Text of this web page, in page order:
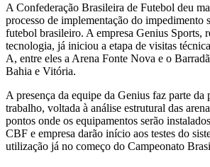
A Confederação Brasileira de Futebol deu
processo de implementação do impedimento
futebol brasileiro. A empresa Genius Sports,
tecnologia, já iniciou a etapa de visitas
A, entre eles a Arena Fonte Nova e o
Bahia e Vitória.
A presença da equipe da Genius faz parte da
trabalho, voltada à análise estrutural das
pontos onde os equipamentos serão
CBF e empresa darão início aos testes do
utilização já no começo do Campeonato